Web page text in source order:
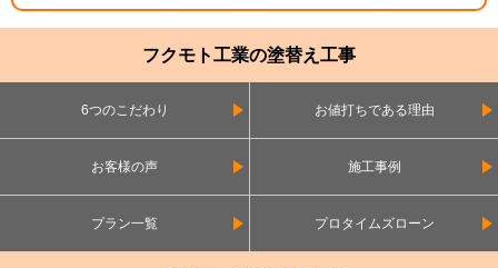
フクモト工業の塗替え工事
6つのこだわり お値打ちである理由
お客様の声 施工事例
プラン一覧 プロタイムズローン